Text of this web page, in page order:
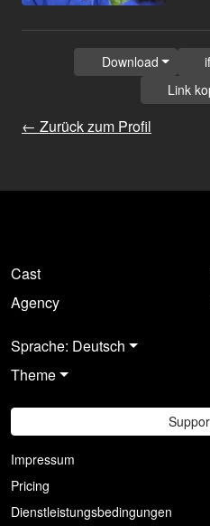
← Zurück zum Profil
Download
Link
Cast
Agency
Sprache: Deutsch
Theme
Impressum
Pricing
Dienstleistungsbedingungen